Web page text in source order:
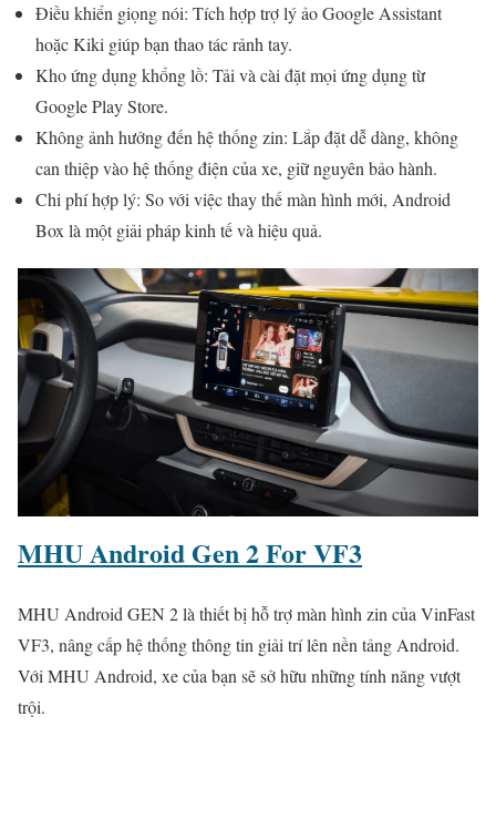
Điều khiển giọng nói: Tích hợp trợ lý ảo Google Assistant
hoặc Kiki giúp bạn thao tác rảnh tay.
Kho ứng dụng khổng lồ: Tải và cài đặt mọi ứng dụng từ
Google Play Store.
Không ảnh hưởng đến hệ thống zin: Lắp đặt dễ dàng, không
can thiệp vào hệ thống điện của xe, giữ nguyên bảo hành.
Chi phí hợp lý: So với việc thay thế màn hình mới, Android
Box là một giải pháp kinh tế và hiệu quả.
MHU Android Gen 2 For VF3
MHU Android GEN 2 là thiết bị hỗ trợ màn hình zin của VinFast
VF3, nâng cấp hệ thống thông tin giải trí lên nền tảng Android.
Với MHU Android, xe của bạn sẽ sở hữu những tính năng vượt
trội.